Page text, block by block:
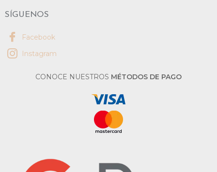
SÍGUENOS
Facebook
Instagram
CONOCE NUESTROS MÉTODOS DE PAGO